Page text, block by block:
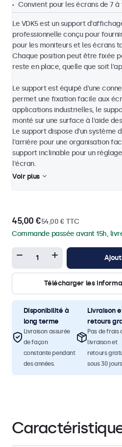
Convient pour les écrans de 7 à
Le VDK5 est un support
professionnelle conçu pour
pour les moniteurs et les écrans
Chaque position peut être fixée
reste en place, quelle que soit
Le support est équipé d'une
permet une fixation facile aux
applications industrielles, le
monté sur une surface à l'aide
Le support dispose d'un système
l'arrière pour une organisation
support inclinable pour un
l'écran.
Voir plus
45,00 €54,00 € TTC
Commande passée avant 15h,
Télécharger les
Disponibilité à
long terme
Livraison assurée
de façon
constante pendant
des années.
Livraison
retours
Pas de frais
livraison et
retours
sous 30